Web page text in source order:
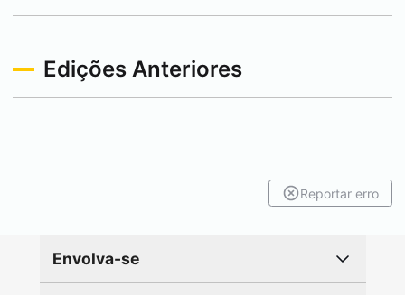
Edições Anteriores
Reportar erro
Envolva-se